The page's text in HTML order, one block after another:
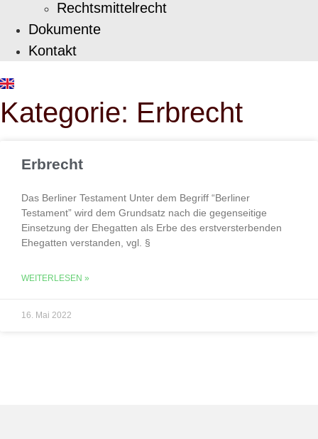
Rechtsmittelrecht
Dokumente
Kontakt
Kategorie: Erbrecht
Erbrecht
Das Berliner Testament Unter dem Begriff “Berliner
Testament” wird dem Grundsatz nach die gegenseitige
Einsetzung der Ehegatten als Erbe des erstversterbenden
Ehegatten verstanden, vgl. §
WEITERLESEN »
16. Mai 2022